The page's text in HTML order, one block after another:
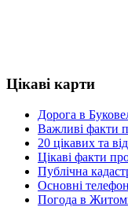
Цікаві карти
Дорога в
Важливі факти
20 цікавих та
Цікаві факти
Публічна
Основні
Погода в